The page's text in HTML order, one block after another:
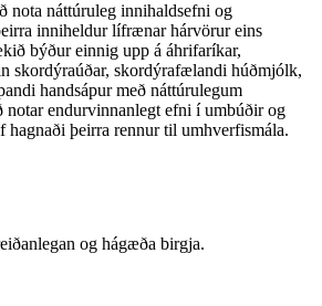
náttúruleg innihaldsefni og
inniheldur lífrænar hárvörur eins
býður einnig upp á áhrifaríkar,
skordýraúðar, skordýrafælandi húðmjólk,
handsápur með náttúrulegum
endurvinnanlegt efni í umbúðir og
þeirra rennur til umhverfismála.
og hágæða birgja.